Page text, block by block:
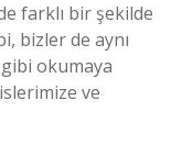
farklı bir şekilde
bizler de aynı
okumaya
ve